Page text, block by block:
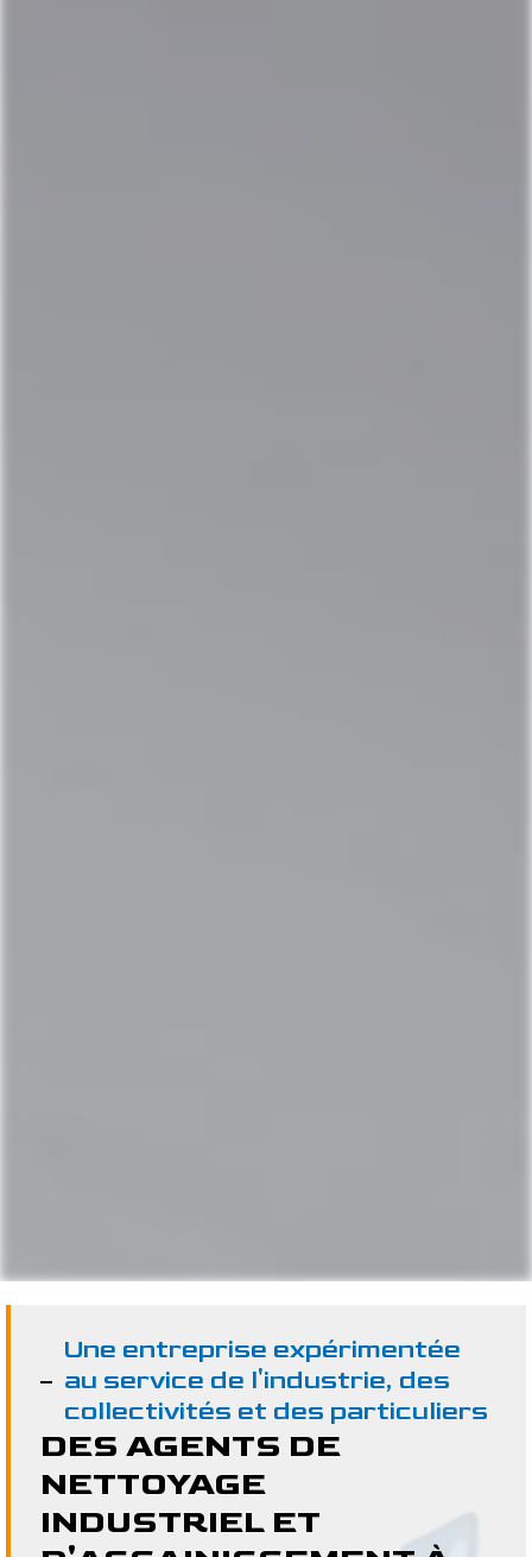
Une entreprise expérimentée
au service de l'industrie, des
collectivités et des particuliers
DES AGENTS DE
NETTOYAGE
INDUSTRIEL ET